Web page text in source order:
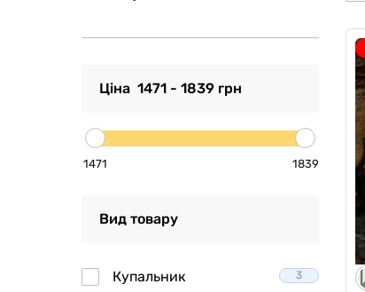
Ціна 1471 - 1839 грн
1471 1839
Вид товару
Купальник 3